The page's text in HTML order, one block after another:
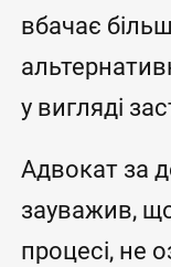
вбачає
у вигляді
Адвокат за
зауважив,
процесі, не